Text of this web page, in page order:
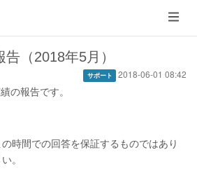
メ
ニ
ュ
ー
（2018年5月）
サポート 2018-06-01 08:42
の報告です。
時間での回答を保証するものではあり
。